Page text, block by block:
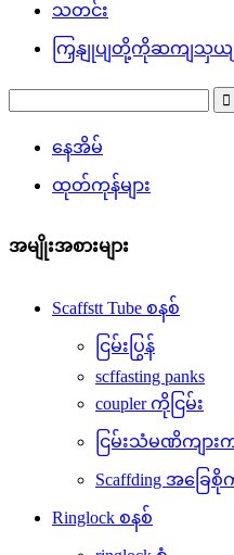
သတင်း
ကြှနျုပျတို့ကိုဆကျသှယျ
နေအိမ်
ထုတ်ကုန်များ
အမျိုးအစားများ
Scaffstt Tube စနစ်
ငြမ်းပြွန်
scffasting panks
coupler ကိုငြမ်း
ငြမ်းသံမဏိကျား
Scaffding အခြေ
Ringlock စနစ်